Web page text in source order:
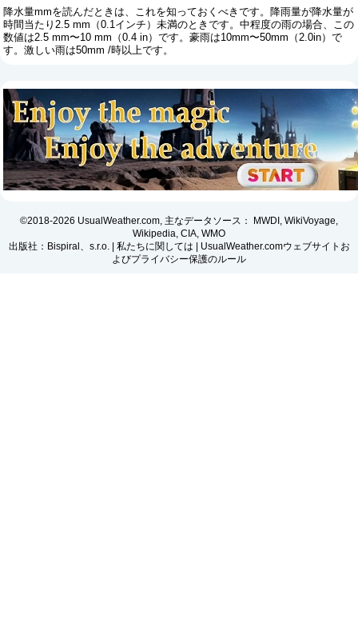
降水量mmを読んだときは、これを知っておくべきです。降雨量が降水量が
時間当たり2.5 mm（0.1インチ）未満のときです。中程度の雨の場合、この
数値は2.5 mm〜10 mm（0.4 in）です。豪雨は10mm〜50mm（2.0in）で
す。激しい雨は50mm /時以上です。
©2018-2026 UsualWeather.com, 主なデータソース： MWDI, WikiVoyage,
Wikipedia, CIA, WMO
出版社：Bispiral、s.r.o. | 私たちに関しては | UsualWeather.comウェブサイトお
よびプライバシー保護のルール